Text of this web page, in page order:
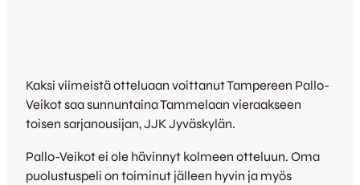
Kaksi viimeistä otteluaan voittanut Tampereen Pallo-
Veikot saa sunnuntaina Tammelaan vieraakseen
toisen sarjanousijan, JJK Jyväskylän.
Pallo-Veikot ei ole hävinnyt kolmeen otteluun. Oma
puolustuspeli on toiminut jälleen hyvin ja myös